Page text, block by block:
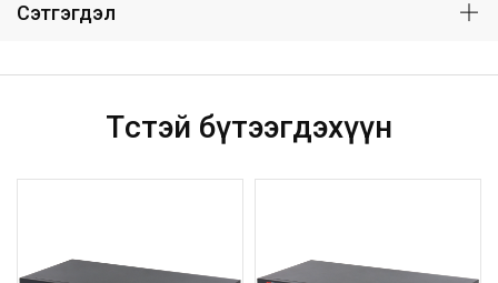
Сэтгэгдэл
Төстэй бүтээгдэхүүн